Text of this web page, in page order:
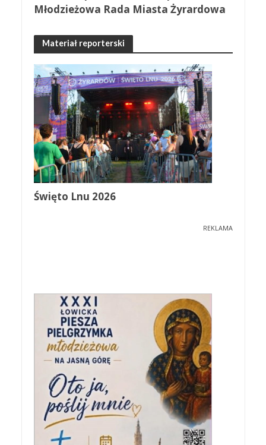
Młodzieżowa Rada Miasta Żyrardowa
Materiał reporterski
Święto Lnu 2026
REKLAMA